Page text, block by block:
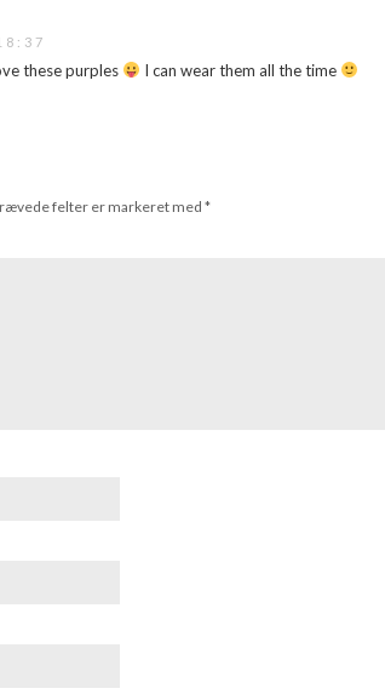
these purples I can wear them all the time
felter er markeret med *